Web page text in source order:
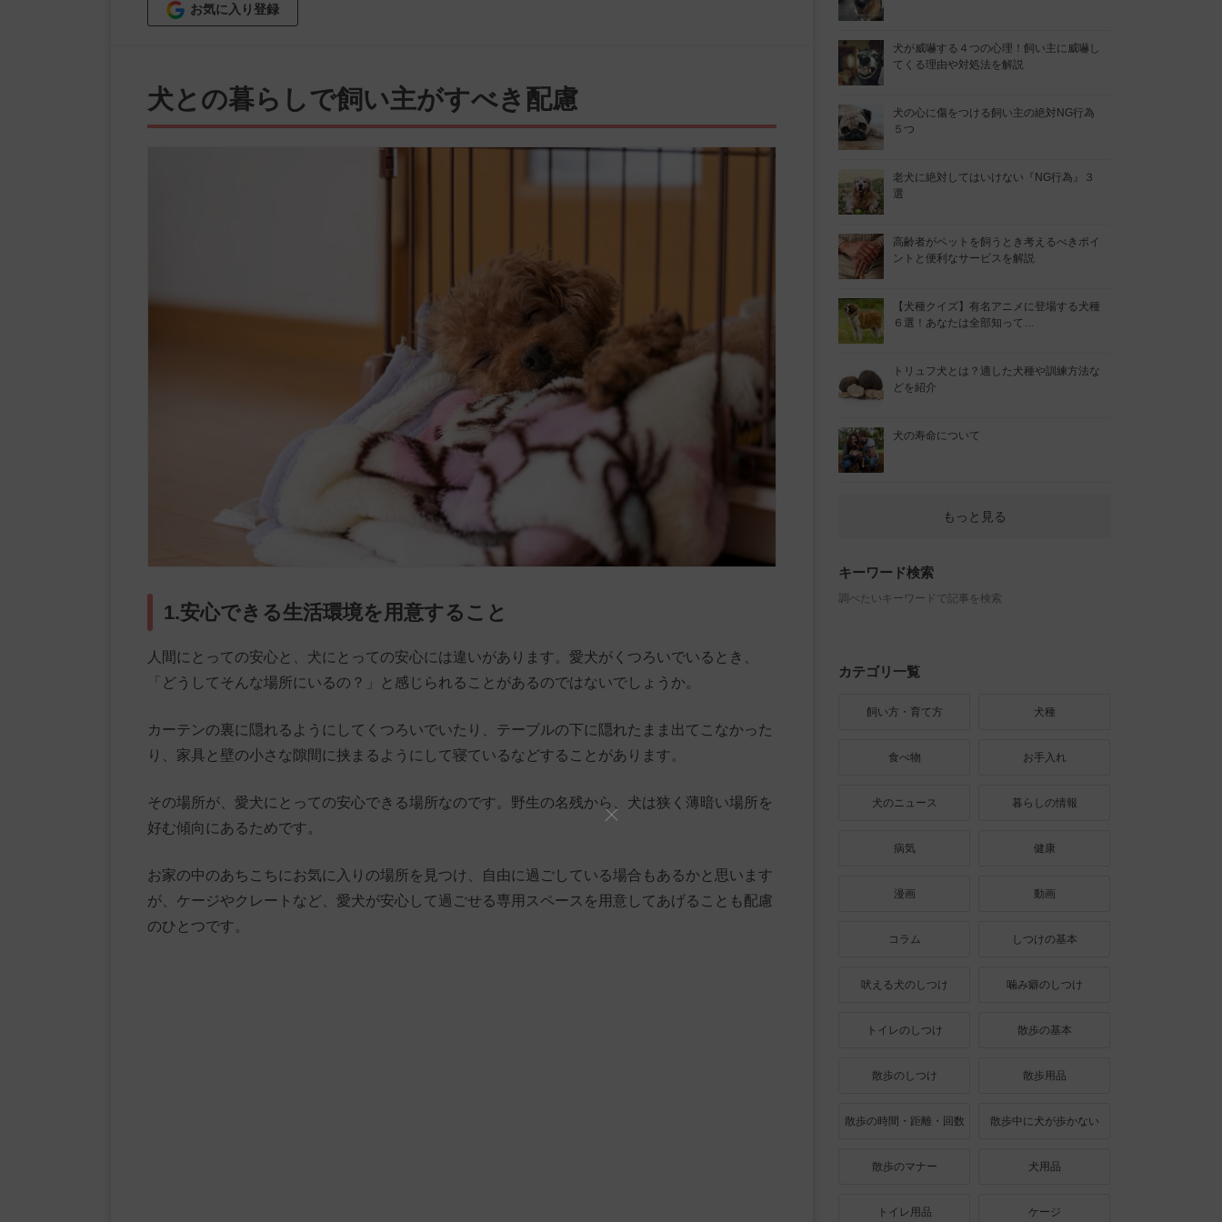
お気に入り登録
犬との暮らしで飼い主がすべき配慮
1.安心できる生活環境を用意すること
人間にとっての安心と、犬にとっての安心には違いがあります。愛犬がくつろいでいるとき、
「どうしてそんな場所にいるの？」と感じられることがあるのではないでしょうか。
カーテンの裏に隠れるようにしてくつろいでいたり、テーブルの下に隠れたまま出てこなかった
り、家具と壁の小さな隙間に挟まるようにして寝ているなどすることがあります。
その場所が、愛犬にとっての安心できる場所なのです。野生の名残から、犬は狭く薄暗い場所を
好む傾向にあるためです。
お家の中のあちこちにお気に入りの場所を見つけ、自由に過ごしている場合もあるかと思います
が、ケージやクレートなど、愛犬が安心して過ごせる専用スペースを用意してあげることも配慮
のひとつです。
犬が威嚇する４つの心理！飼い主に威嚇し
てくる理由や対処法を解説
犬の心に傷をつける飼い主の絶対NG行為
５つ
老犬に絶対してはいけない『NG行為』３
選
高齢者がペットを飼うとき考えるべきポイ
ントと便利なサービスを解説
【犬種クイズ】有名アニメに登場する犬種
６選！あなたは全部知って…
トリュフ犬とは？適した犬種や訓練方法な
どを紹介
犬の寿命について
もっと見る
キーワード検索
調べたいキーワードで記事を検索
カテゴリ一覧
飼い方・育て方 犬種
食べ物 お手入れ
犬のニュース 暮らしの情報
病気 健康
漫画 動画
コラム しつけの基本
吠える犬のしつけ 噛み癖のしつけ
トイレのしつけ 散歩の基本
散歩のしつけ 散歩用品
散歩の時間・距離・回数 散歩中に犬が歩かない
散歩のマナー 犬用品
トイレ用品 ケージ